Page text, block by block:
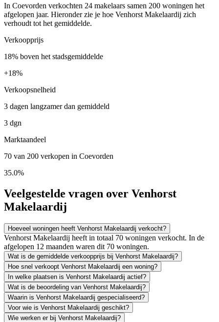
In Coevorden verkochten 24 makelaars samen 200 woningen het
afgelopen jaar. Hieronder zie je hoe Venhorst Makelaardij zich
verhoudt tot het gemiddelde.
Verkoopprijs
18% boven het stadsgemiddelde
+18%
Verkoopsnelheid
3 dagen langzamer dan gemiddeld
3 dgn
Marktaandeel
70 van 200 verkopen in Coevorden
35.0%
Veelgestelde vragen over Venhorst
Makelaardij
Hoeveel woningen heeft Venhorst Makelaardij verkocht?
Venhorst Makelaardij heeft in totaal 70 woningen verkocht. In de
afgelopen 12 maanden waren dit 70 woningen.
Wat is de gemiddelde verkoopprijs bij Venhorst Makelaardij?
Hoe snel verkoopt Venhorst Makelaardij een woning?
In welke plaatsen is Venhorst Makelaardij actief?
Wat is de beoordeling van Venhorst Makelaardij?
Waarin is Venhorst Makelaardij gespecialiseerd?
Voor wie is Venhorst Makelaardij geschikt?
Wie werken er bij Venhorst Makelaardij?